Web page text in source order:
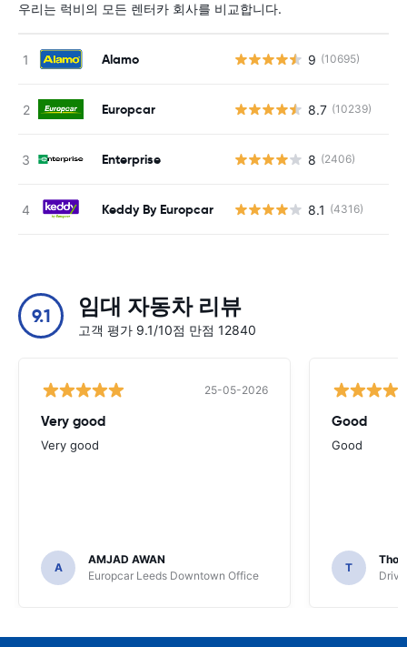
우리는 럭비의 모든 렌터카 회사를 비교합니다.
Alamo 9 (10695)
Europcar 8.7 (10239)
Enterprise 8 (2406)
Keddy By Europcar 8.1 (4316)
9.1 임대 자동차 리뷰
고객 평가 9.1/10점 만점 12840
25-05-2026
Very good
Very good
A
AMJAD AWAN
Europcar Leeds Downtown Office
Good
Good
T